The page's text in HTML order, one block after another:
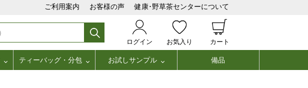
ご利用案内 お客様の声 健康･野草茶センターについて
ログイン お気入り カート
ティーバッグ・分包 お試しサンプル 備品